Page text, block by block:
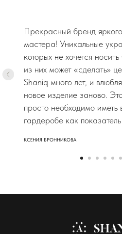
Прекрасный бренд
мастера! Уникальные
которых не хочется
из них может «сделать»
Shaniq много лет, и
новое изделие заново.
просто необходимо
гардеробе как
КСЕНИЯ БРОННИКОВА